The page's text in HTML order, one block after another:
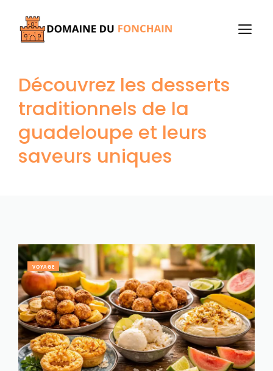
contenu
Découvrez les desserts
traditionnels de la
guadeloupe et leurs
saveurs uniques
VOYAGE